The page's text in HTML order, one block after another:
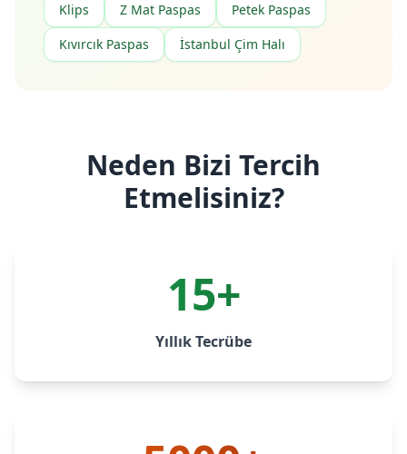
Klips
Z Mat Paspas
Petek Paspas
Kıvırcık Paspas
İstanbul Çim Halı
Neden Bizi Tercih
Etmelisiniz?
15+
Yıllık Tecrübe